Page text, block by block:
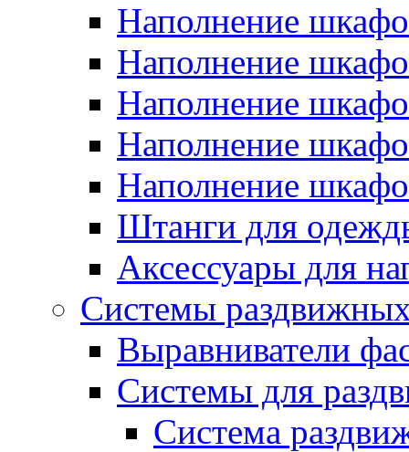
Наполнение
Наполнение
Наполнение
Наполнение
Наполнение
Штанги для
Аксессуары для
Системы
Выравниватели
Системы для
Система